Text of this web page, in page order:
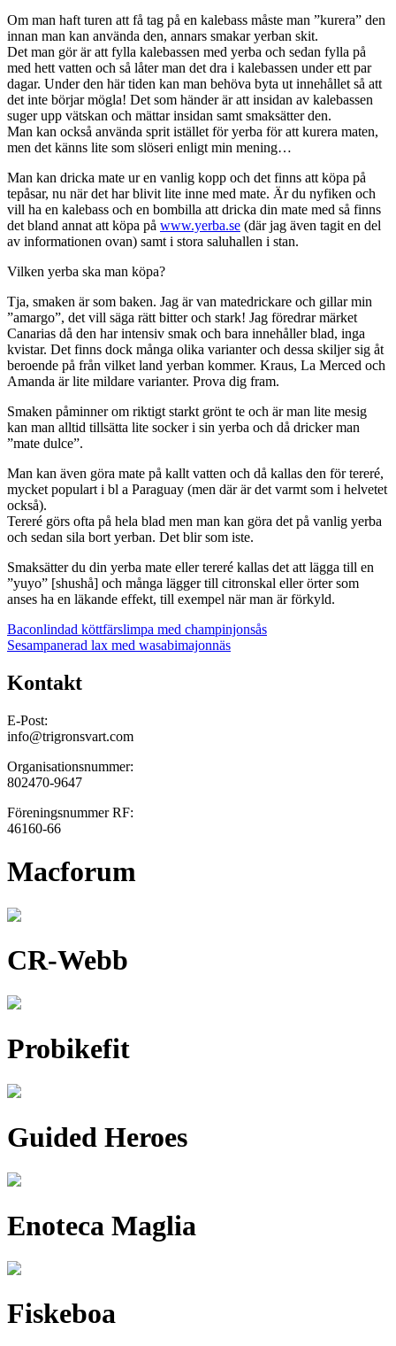
Om man haft turen att få tag på en kalebass måste man ”kurera” den
innan man kan använda den, annars smakar yerban skit.
Det man gör är att fylla kalebassen med yerba och sedan fylla på
med hett vatten och så låter man det dra i kalebassen under ett par
dagar. Under den här tiden kan man behöva byta ut innehållet så att
det inte börjar mögla! Det som händer är att insidan av kalebassen
suger upp vätskan och mättar insidan samt smaksätter den.
Man kan också använda sprit istället för yerba för att kurera maten,
men det känns lite som slöseri enligt min mening…
Man kan dricka mate ur en vanlig kopp och det finns att köpa på
tepåsar, nu när det har blivit lite inne med mate. Är du nyfiken och
vill ha en kalebass och en bombilla att dricka din mate med så finns
det bland annat att köpa på www.yerba.se (där jag även tagit en del
av informationen ovan) samt i stora saluhallen i stan.
Vilken yerba ska man köpa?
Tja, smaken är som baken. Jag är van matedrickare och gillar min
”amargo”, det vill säga rätt bitter och stark! Jag föredrar märket
Canarias då den har intensiv smak och bara innehåller blad, inga
kvistar. Det finns dock många olika varianter och dessa skiljer sig åt
beroende på från vilket land yerban kommer. Kraus, La Merced och
Amanda är lite mildare varianter. Prova dig fram.
Smaken påminner om riktigt starkt grönt te och är man lite mesig
kan man alltid tillsätta lite socker i sin yerba och då dricker man
”mate dulce”.
Man kan även göra mate på kallt vatten och då kallas den för tereré,
mycket populart i bl a Paraguay (men där är det varmt som i helvetet
också).
Tereré görs ofta på hela blad men man kan göra det på vanlig yerba
och sedan sila bort yerban. Det blir som iste.
Smaksätter du din yerba mate eller tereré kallas det att lägga till en
”yuyo” [shushå] och många lägger till citronskal eller örter som
anses ha en läkande effekt, till exempel när man är förkyld.
Inläggsnavigering
Baconlindad köttfärslimpa med champinjonsås
Sesampanerad lax med wasabimajonnäs
Kontakt
E-Post:
info@trigronsvart.com
Organisationsnummer:
802470-9647
Föreningsnummer RF:
46160-66
Macforum
CR-Webb
Probikefit
Guided Heroes
Enoteca Maglia
Fiskeboa